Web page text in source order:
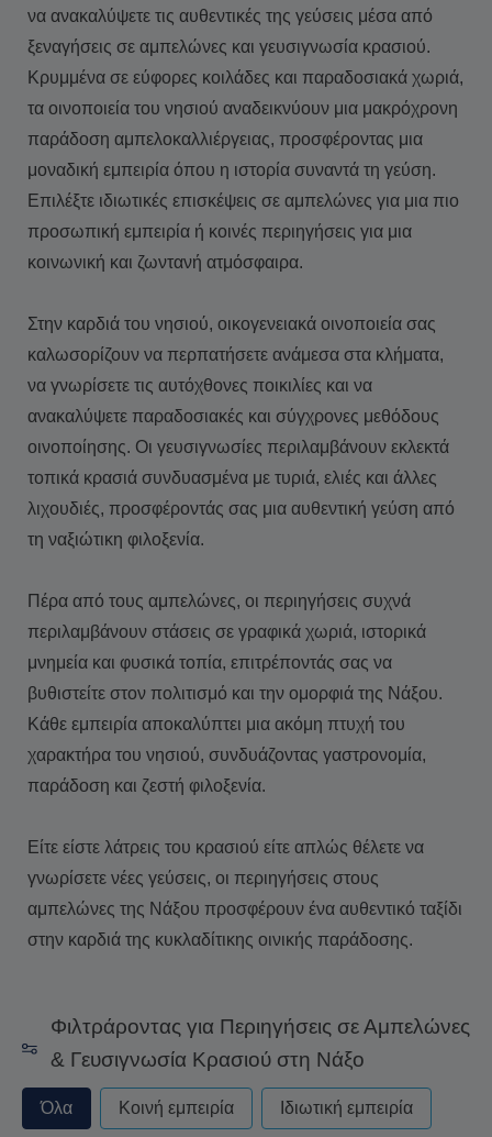
να ανακαλύψετε τις αυθεντικές της γεύσεις μέσα από
ξεναγήσεις σε αμπελώνες και γευσιγνωσία κρασιού.
Κρυμμένα σε εύφορες κοιλάδες και παραδοσιακά χωριά,
τα οινοποιεία του νησιού αναδεικνύουν μια μακρόχρονη
παράδοση αμπελοκαλλιέργειας, προσφέροντας μια
μοναδική εμπειρία όπου η ιστορία συναντά τη γεύση.
Επιλέξτε ιδιωτικές επισκέψεις σε αμπελώνες για μια πιο
προσωπική εμπειρία ή κοινές περιηγήσεις για μια
κοινωνική και ζωντανή ατμόσφαιρα.
Στην καρδιά του νησιού, οικογενειακά οινοποιεία σας
καλωσορίζουν να περπατήσετε ανάμεσα στα κλήματα,
να γνωρίσετε τις αυτόχθονες ποικιλίες και να
ανακαλύψετε παραδοσιακές και σύγχρονες μεθόδους
οινοποίησης. Οι γευσιγνωσίες περιλαμβάνουν εκλεκτά
τοπικά κρασιά συνδυασμένα με τυριά, ελιές και άλλες
λιχουδιές, προσφέροντάς σας μια αυθεντική γεύση από
τη ναξιώτικη φιλοξενία.
Πέρα από τους αμπελώνες, οι περιηγήσεις συχνά
περιλαμβάνουν στάσεις σε γραφικά χωριά, ιστορικά
μνημεία και φυσικά τοπία, επιτρέποντάς σας να
βυθιστείτε στον πολιτισμό και την ομορφιά της Νάξου.
Κάθε εμπειρία αποκαλύπτει μια ακόμη πτυχή του
χαρακτήρα του νησιού, συνδυάζοντας γαστρονομία,
παράδοση και ζεστή φιλοξενία.
Είτε είστε λάτρεις του κρασιού είτε απλώς θέλετε να
γνωρίσετε νέες γεύσεις, οι περιηγήσεις στους
αμπελώνες της Νάξου προσφέρουν ένα αυθεντικό ταξίδι
στην καρδιά της κυκλαδίτικης οινικής παράδοσης.
Φιλτράροντας για Περιηγήσεις σε Αμπελώνες
& Γευσιγνωσία Κρασιού στη Νάξο
privateorshared - always excude from apply
Όλα Κοινή εμπειρία Ιδιωτική εμπειρία